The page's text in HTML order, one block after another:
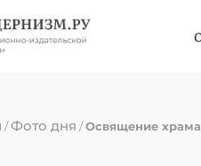
/Фото дня /Освящение храма